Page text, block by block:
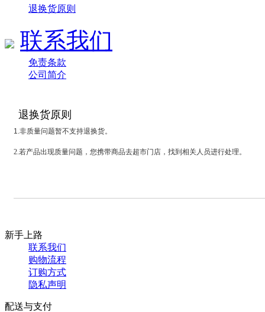
退换货原则
联系我们
免责条款
公司简介
退换货原则
1. 非质量问题暂不支持退换货。
2. 若产品出现质量问题，您携带商品去超市门店，找到相关人员进行处理。
新手上路
联系我们
购物流程
订购方式
隐私声明
配送与支付